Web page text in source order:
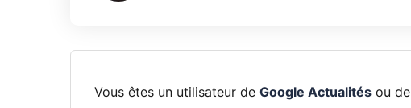
Vous êtes un utilisateur de Google Actualitésou de